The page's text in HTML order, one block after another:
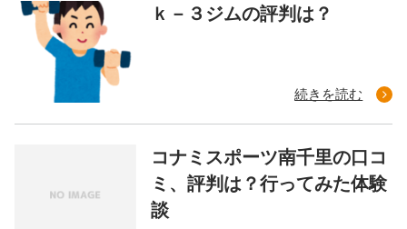
ｋ－３ジムの評判は？
続きを読む
コナミスポーツ南千里の口コ
ミ、評判は？行ってみた体験
談